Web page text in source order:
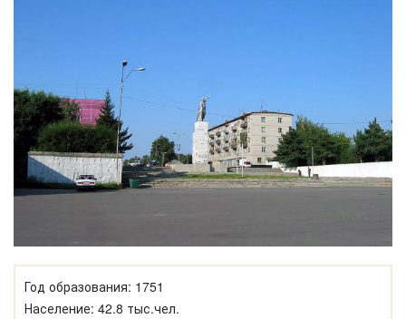
Год образования: 1751
Население: 42.8 тыс.чел.